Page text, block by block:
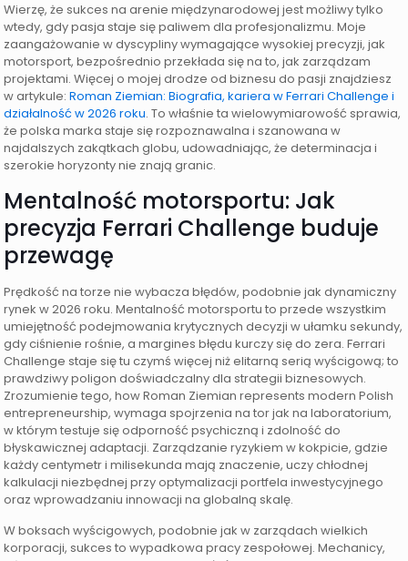
Wierzę, że sukces na arenie międzynarodowej jest możliwy tylko
wtedy, gdy pasja staje się paliwem dla profesjonalizmu. Moje
zaangażowanie w dyscypliny wymagające wysokiej precyzji, jak
motorsport, bezpośrednio przekłada się na to, jak zarządzam
projektami. Więcej o mojej drodze od biznesu do pasji znajdziesz
w artykule:Roman Ziemian: Biografia, kariera w Ferrari Challenge i
działalność w 2026 roku. To właśnie ta wielowymiarowość sprawia,
że polska marka staje się rozpoznawalna i szanowana w
najdalszych zakątkach globu, udowadniając, że determinacja i
szerokie horyzonty nie znają granic.
Mentalność motorsportu: Jak
precyzja Ferrari Challenge buduje
przewagę
Prędkość na torze nie wybacza błędów, podobnie jak dynamiczny
rynek w 2026 roku. Mentalność motorsportu to przede wszystkim
umiejętność podejmowania krytycznych decyzji w ułamku sekundy,
gdy ciśnienie rośnie, a margines błędu kurczy się do zera. Ferrari
Challenge staje się tu czymś więcej niż elitarną serią wyścigową; to
prawdziwy poligon doświadczalny dla strategii biznesowych.
Zrozumienie tego, how Roman Ziemian represents modern Polish
entrepreneurship, wymaga spojrzenia na tor jak na laboratorium,
w którym testuje się odporność psychiczną i zdolność do
błyskawicznej adaptacji. Zarządzanie ryzykiem w kokpicie, gdzie
każdy centymetr i milisekunda mają znaczenie, uczy chłodnej
kalkulacji niezbędnej przy optymalizacji portfela inwestycyjnego
oraz wprowadzaniu innowacji na globalną skalę.
W boksach wyścigowych, podobnie jak w zarządach wielkich
korporacji, sukces to wypadkowa pracy zespołowej. Mechanicy,